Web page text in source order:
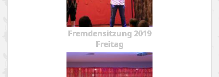
Fremdensitzung 2019
Freitag